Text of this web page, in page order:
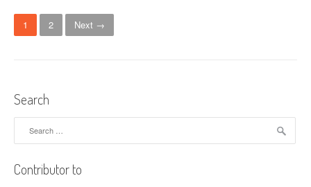
A
s
r
e
P
t
s
n
a
1 2 Next →
Search
Contributor to